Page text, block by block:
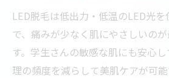
LED脱毛は低出力・低温のLED光
で、痛みが少なく肌にやさしいの
す。学生さんの敏感な肌にも安心
理の頻度を減らして美肌ケアが可能